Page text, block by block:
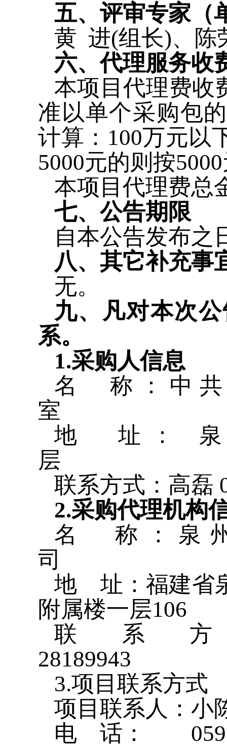
五、评审专家（
黄 进(组长)、陈
六、代理服务收
本项目代理费收
准以单个采购包
计算：100万元以
5000元的则按
本项目代理费总
七、公告期限
自本公告发布之
八、其它补充事
无。
九、凡对本次
系。
1.采购人信息
名 称：中共
室
地 址： 泉
层
联系方式：高磊
2.采购代理机构
名 称：泉
地 址：福建省
附属
联系
3.项目联系方式
项目联系人：小
电 话： 0595-